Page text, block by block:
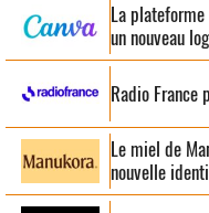
La
un nouveau
Radio France
Le miel de
nouvelle